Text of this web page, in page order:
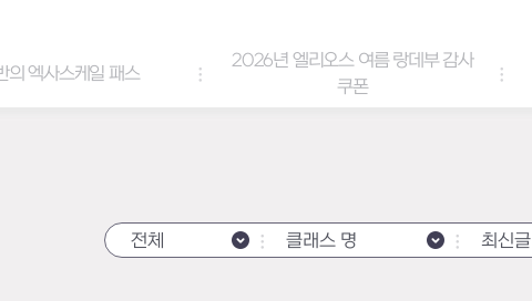
2026년 엘리오스 여름 랑데부 감사
아바타: 세이렌 베일
전체 클래스 명 최신글